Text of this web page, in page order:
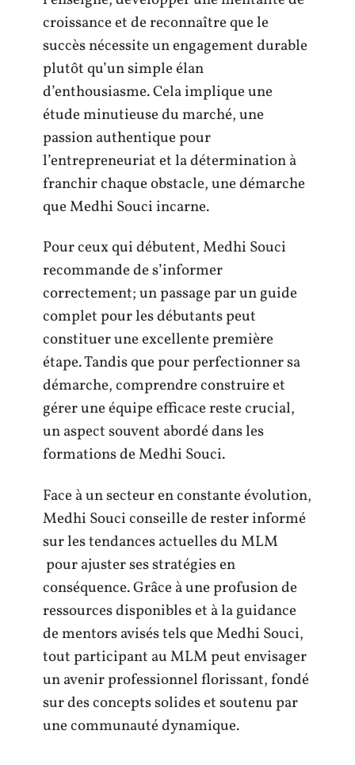
croissance et de reconnaître que le
succès nécessite un engagement durable
plutôt qu’un simple élan
d’enthousiasme. Cela implique une
étude minutieuse du marché, une
passion authentique pour
l’entrepreneuriat et la détermination à
franchir chaque obstacle, une démarche
que Medhi Souci incarne.
Pour ceux qui débutent, Medhi Souci
recommande de s’informer
correctement; un passage par un guide
complet pour les débutants peut
constituer une excellente première
étape. Tandis que pour perfectionner sa
démarche, comprendre construire et
gérer une équipe efficace reste crucial,
un aspect souvent abordé dans les
formations de Medhi Souci.
Face à un secteur en constante évolution,
Medhi Souci conseille de rester informé
sur les tendances actuelles du MLM
pour ajuster ses stratégies en
conséquence. Grâce à une profusion de
ressources disponibles et à la guidance
de mentors avisés tels que Medhi Souci,
tout participant au MLM peut envisager
un avenir professionnel florissant, fondé
sur des concepts solides et soutenu par
une communauté dynamique.